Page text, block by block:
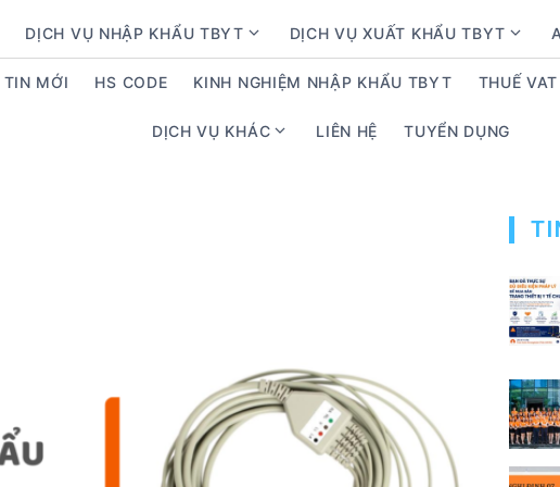
DỊCH VỤ NHẬP KHẨU TBYT
w
r
D
DỊCH VỤ XUẤT KHẨU TBYT
h
n
u
f
r
D
ị
c
TIN MỚI HS CODE KINH NGHIỆM NHẬP KHẨU TBYT THUẾ VAT
DỊCH VỤ KHÁC
n
u
LIÊN HỆ TUYỂN DỤNG